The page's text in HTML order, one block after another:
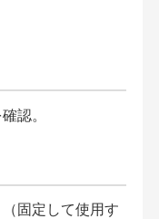
認。
固定して使用す